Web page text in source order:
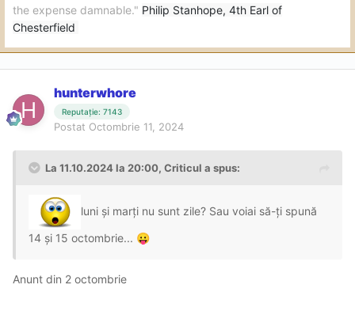
the expense damnable." Philip Stanhope, 4th Earl of
Chesterfield
hunterwhore
Reputație: 7143
Postat Octombrie 11, 2024
La 11.10.2024 la 20:00, Criticul a spus:
luni și marți nu sunt zile? Sau voiai să-ți spună
14 și 15 octombrie... 😛
Anunt din 2 octombrie